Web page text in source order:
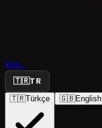
Ara...
🇹🇷TR
🇹🇷Türkçe 🇬🇧English